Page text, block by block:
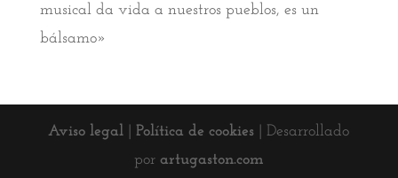
musical da vida a nuestros pueblos, es un
bálsamo»
Aviso legal |Política de cookies | Desarrollado
por artugaston.com